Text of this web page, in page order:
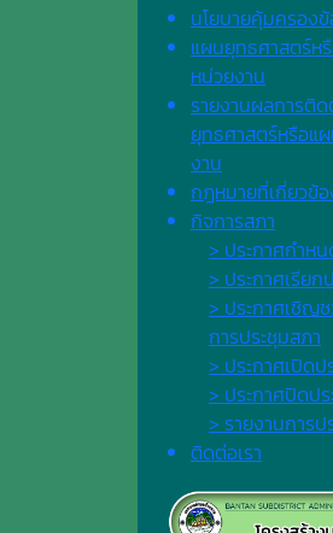
นโยบายคุ้มครอง
แผนยุทธศาสตร์
หน่วยงาน
รายงานผลการติ
ยุทธศาสตร์หรือ
งาน
กฎหมายที่เกี่ยวข้
กิจการสภา
> ประกาศกำห
> ประกาศเรียก
> ประกาศเชิญ
การประชุมสภา
> ประกาศเปิดป
> ประกาศปิดป
> รายงานการป
ติดต่อเรา